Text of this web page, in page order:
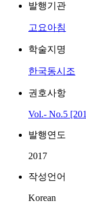
발행기관
고요아침
학술지명
한국동시조
권호사항
Vol.- No.5
발행연도
2017
작성언어
Korean